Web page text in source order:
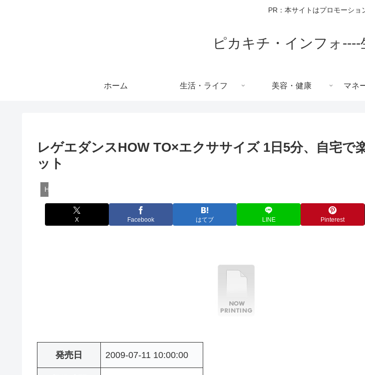
PR：本サイトはプロモーショ
ピカキチ・インフォ----
ホーム 生活・ライフ 美容・健康 マネ
レゲエダンスHOW TO×エクササイズ 1日5分、自宅で
ット
How To
X Facebook はてブ LINE Pinterest
発売日 2009-07-11 10:00:00